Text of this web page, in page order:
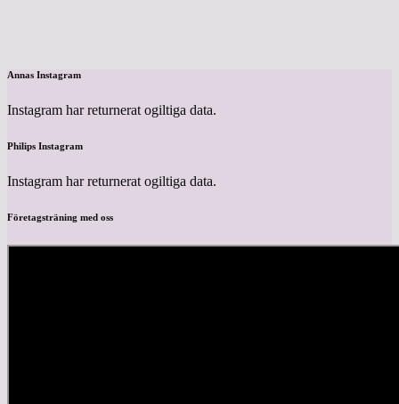
Annas Instagram
Instagram har returnerat ogiltiga data.
Philips Instagram
Instagram har returnerat ogiltiga data.
Företagsträning med oss